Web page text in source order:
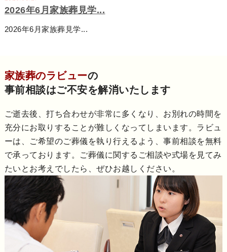
2026年6月家族葬見学...
2026年6月家族葬見学...
家族葬のラビューの
事前相談はご不安を解消いたします
ご逝去後、打ち合わせが非常に多くなり、お別れの時間を
充分にお取りすることが難しくなってしまいます。ラビュ
ーは、ご希望のご葬儀を執り行えるよう、事前相談を無料
で承っております。ご葬儀に関するご相談や式場を見てみ
たいとお考えでしたら、ぜひお越しください。